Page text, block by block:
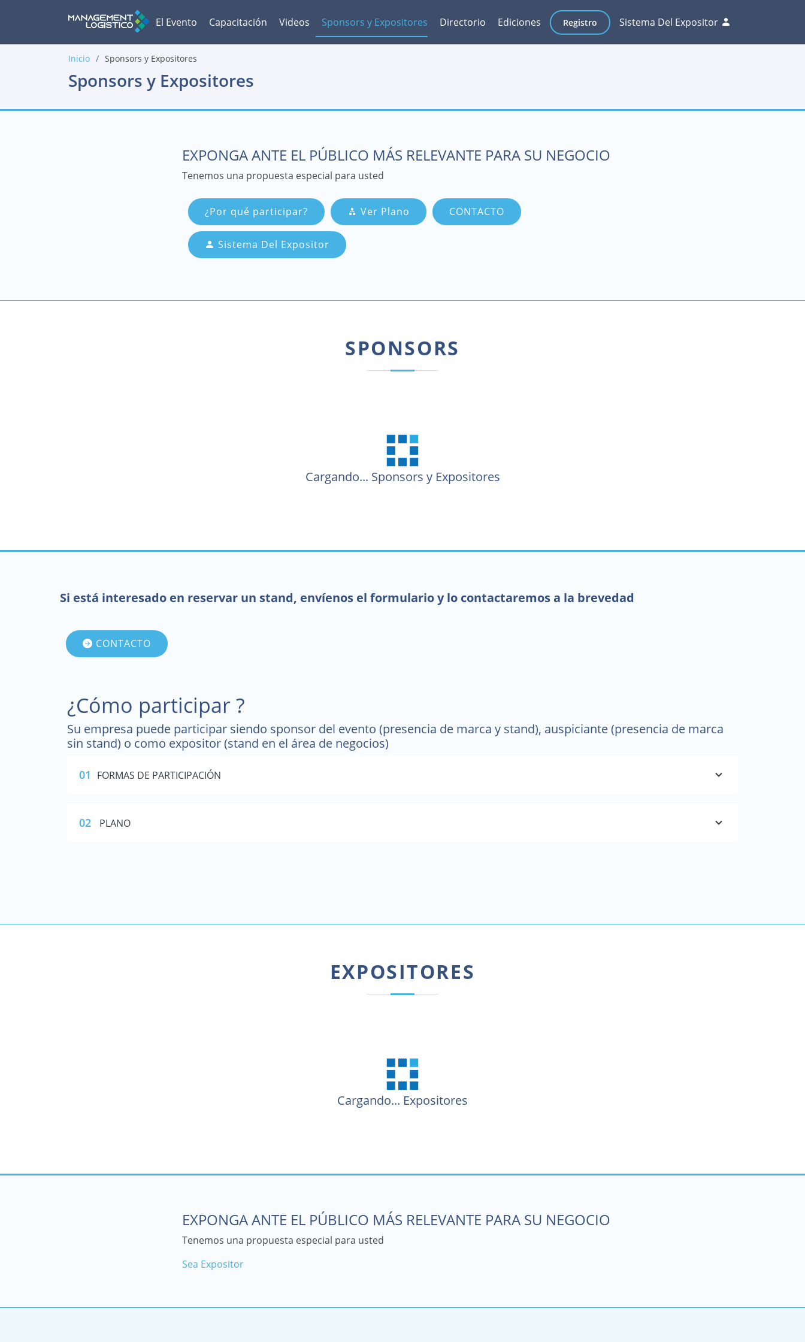
El Evento Capacitación Videos Sponsors y Expositores Directorio Ediciones Registro Sistema Del Expositor
Inicio Sponsors y Expositores
Sponsors y Expositores
EXPONGA ANTE EL PÚBLICO MÁS RELEVANTE PARA SU NEGOCIO
Tenemos una propuesta especial para usted
¿Por qué participar? Ver Plano CONTACTO
Sistema Del Expositor
SPONSORS
Cargando... Sponsors y Expositores
¿Cómo participar ?
Su empresa puede participar siendo sponsor del evento (presencia de marca y stand), auspiciante (presencia de marca
sin stand) o como expositor (stand en el área de negocios)
01 FORMAS DE PARTICIPACIÓN
02 PLANO
Si está interesado en reservar un stand, envíenos el formulario y lo contactaremos a la brevedad
CONTACTO
EXPOSITORES
Cargando... Expositores
EXPONGA ANTE EL PÚBLICO MÁS RELEVANTE PARA SU NEGOCIO
Tenemos una propuesta especial para usted
Sea Expositor